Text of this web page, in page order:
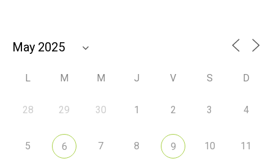
L M M J V S D
28 29 30 1 2 3 4
5 6 7 8 9 10 11